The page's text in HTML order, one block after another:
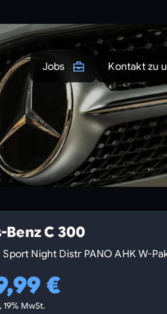
Jobs Kontakt zu
C 300
Night Distr PANO AHK W-
€
MwSt.